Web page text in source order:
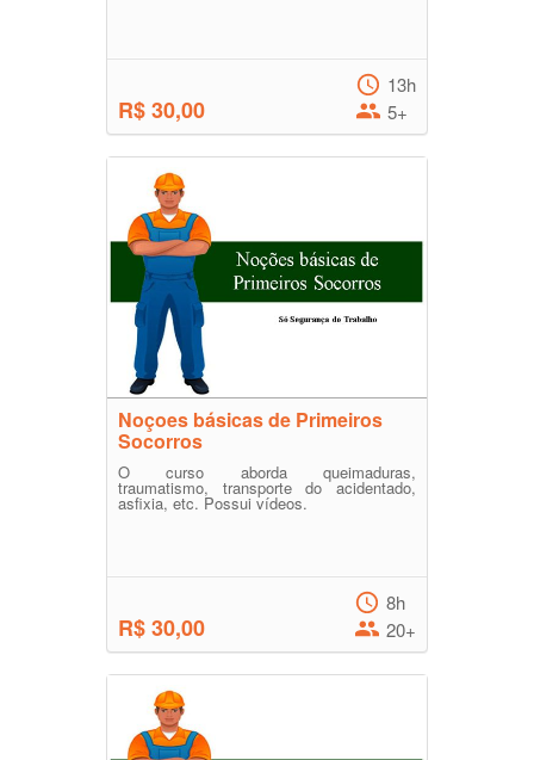
R$ 30,00
13h
5+
Noçoes básicas de Primeiros
Socorros
O curso aborda queimaduras,
traumatismo, transporte do acidentado,
asfixia, etc. Possui vídeos.
R$ 30,00
8h
20+